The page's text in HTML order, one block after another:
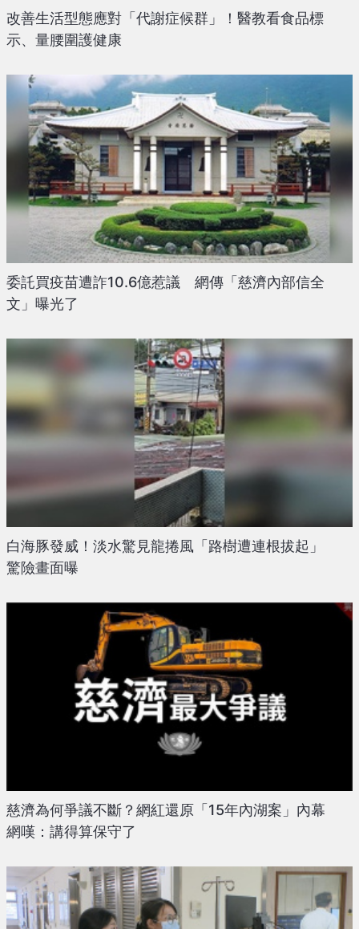
改善生活型態應對「代謝症候群」！醫教看食品標
示、量腰圍護健康
委託買疫苗遭詐10.6億惹議 網傳「慈濟內部信全
文」曝光了
白海豚發威！淡水驚見龍捲風「路樹遭連根拔起」
驚險畫面曝
慈濟為何爭議不斷？網紅還原「15年內湖案」內幕
網嘆：講得算保守了